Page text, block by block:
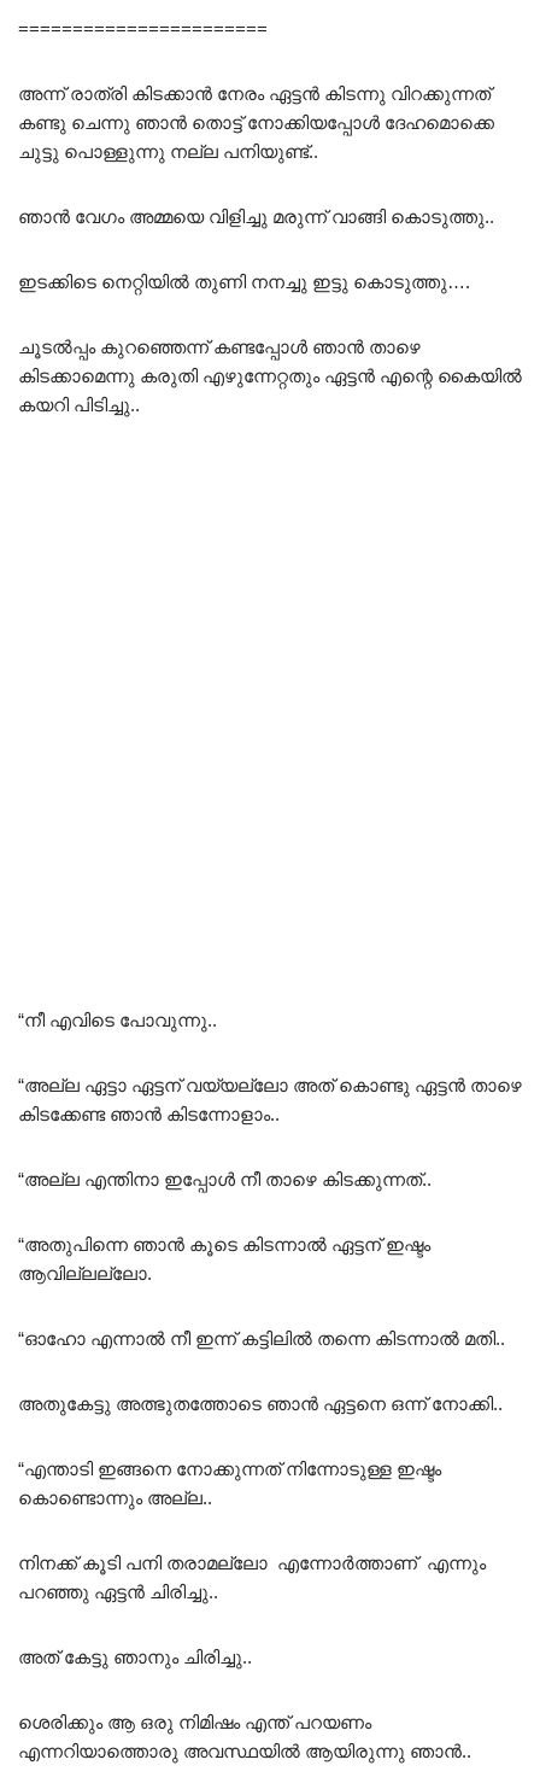
=======================
അന്ന് രാത്രി കിടക്കാൻ നേരം ഏട്ടൻ കിടന്നു വിറക്കുന്നത്
കണ്ടു ചെന്നു ഞാൻ തൊട്ട് നോക്കിയപ്പോൾ ദേഹമൊക്കെ
ചുട്ടു പൊള്ളുന്നു നല്ല പനിയുണ്ട്..
ഞാൻ വേഗം അമ്മയെ വിളിച്ചു മരുന്ന് വാങ്ങി കൊടുത്തു..
ഇടക്കിടെ നെറ്റിയിൽ തുണി നനച്ചു ഇട്ടു കൊടുത്തു….
ചൂടൽപ്പം കുറഞ്ഞെന്ന് കണ്ടപ്പോൾ ഞാൻ താഴെ
കിടക്കാമെന്നു കരുതി എഴുന്നേറ്റതും ഏട്ടൻ എന്റെ കൈയിൽ
കയറി പിടിച്ചു..
“നീ എവിടെ പോവുന്നു..
“അല്ല ഏട്ടാ ഏട്ടന് വയ്യല്ലോ അത് കൊണ്ടു ഏട്ടൻ താഴെ
കിടക്കേണ്ട ഞാൻ കിടന്നോളാം..
“അല്ല എന്തിനാ ഇപ്പോൾ നീ താഴെ കിടക്കുന്നത്..
“അതുപിന്നെ ഞാൻ കൂടെ കിടന്നാൽ ഏട്ടന് ഇഷ്ടം
ആവില്ലല്ലോ.
“ഓഹോ എന്നാൽ നീ ഇന്ന് കട്ടിലിൽ തന്നെ കിടന്നാൽ മതി..
അതുകേട്ടു അത്ഭുതത്തോടെ ഞാൻ ഏട്ടനെ ഒന്ന് നോക്കി..
“എന്താടി ഇങ്ങനെ നോക്കുന്നത് നിന്നോടുള്ള ഇഷ്ടം
കൊണ്ടൊന്നും അല്ല..
നിനക്ക് കൂടി പനി തരാമല്ലോ എന്നോർത്താണ് എന്നും
പറഞ്ഞു ഏട്ടൻ ചിരിച്ചു..
അത് കേട്ടു ഞാനും ചിരിച്ചു..
ശെരിക്കും ആ ഒരു നിമിഷം എന്ത് പറയണം
എന്നറിയാത്തൊരു അവസ്ഥയിൽ ആയിരുന്നു ഞാൻ..